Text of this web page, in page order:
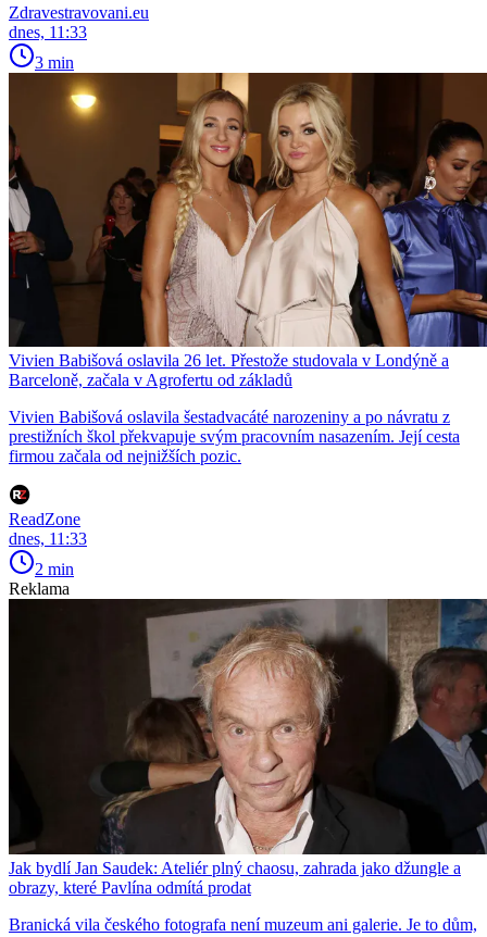
Zdravestravovani.eu
dnes, 11:33
3 min
Vivien Babišová oslavila 26 let. Přestože studovala v Londýně a
Barceloně, začala v Agrofertu od základů
Vivien Babišová oslavila šestadvacáté narozeniny a po návratu z
prestižních škol překvapuje svým pracovním nasazením. Její cesta
firmou začala od nejnižších pozic.
ReadZone
dnes, 11:33
2 min
Reklama
Jak bydlí Jan Saudek: Ateliér plný chaosu, zahrada jako džungle a
obrazy, které Pavlína odmítá prodat
Branická vila českého fotografa není muzeum ani galerie. Je to dům,